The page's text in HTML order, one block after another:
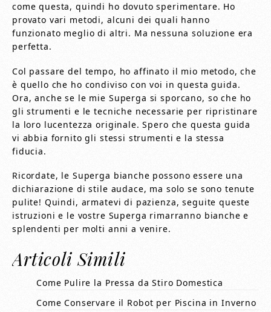
come questa, quindi ho dovuto sperimentare. Ho
provato vari metodi, alcuni dei quali hanno
funzionato meglio di altri. Ma nessuna soluzione era
perfetta.
Col passare del tempo, ho affinato il mio metodo, che
è quello che ho condiviso con voi in questa guida.
Ora, anche se le mie Superga si sporcano, so che ho
gli strumenti e le tecniche necessarie per ripristinare
la loro lucentezza originale. Spero che questa guida
vi abbia fornito gli stessi strumenti e la stessa
fiducia.
Ricordate, le Superga bianche possono essere una
dichiarazione di stile audace, ma solo se sono tenute
pulite! Quindi, armatevi di pazienza, seguite queste
istruzioni e le vostre Superga rimarranno bianche e
splendenti per molti anni a venire.
Articoli Simili
Come Pulire la Pressa da Stiro Domestica
Come Conservare il Robot per Piscina in Inverno